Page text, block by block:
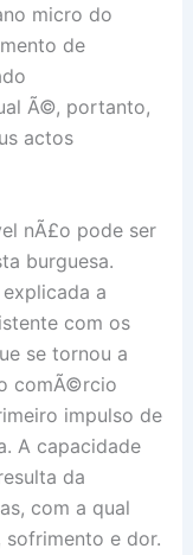
micro do
de
Ã©, portanto,
actos
nÃ£o pode ser
burguesa.
a
com os
se tornou a
comÃ©rcio
impulso de
A capacidade
da
com a qual
sofrimento e dor.